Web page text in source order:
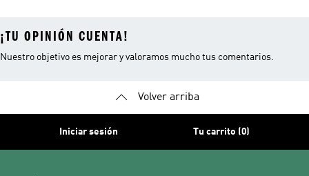
¡TU OPINIÓN CUENTA!
Nuestro objetivo es mejorar y valoramos mucho tus comentarios.
Volver arriba
Iniciar sesión Tu carrito (0)